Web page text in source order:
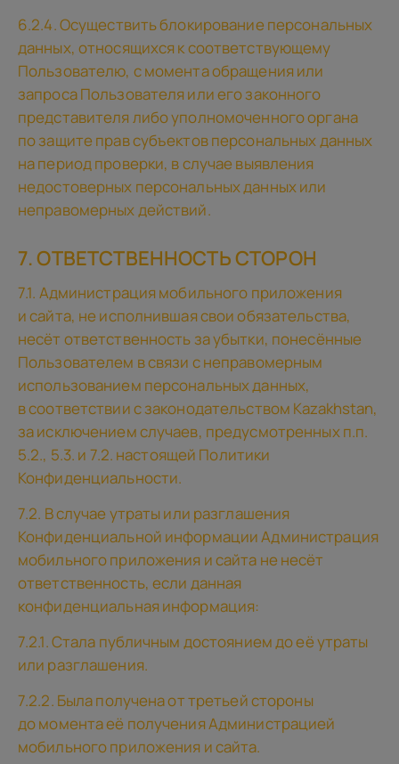
6.2.4. Осуществить блокирование персональных
данных, относящихся к соответствующему
Пользователю, с момента обращения или
запроса Пользователя или его законного
представителя либо уполномоченного органа
по защите прав субъектов персональных данных
на период проверки, в случае выявления
недостоверных персональных данных или
неправомерных действий.
7. ОТВЕТСТВЕННОСТЬ СТОРОН
7.1. Администрация мобильного приложения
и сайта, не исполнившая свои обязательства,
несёт ответственность за убытки, понесённые
Пользователем в связи с неправомерным
использованием персональных данных,
в соответствии с законодательством Kazakhstan,
за исключением случаев, предусмотренных п.п.
5.2., 5.3. и 7.2. настоящей Политики
Конфиденциальности.
7.2. В случае утраты или разглашения
Конфиденциальной информации Администрация
мобильного приложения и сайта не несёт
ответственность, если данная
конфиденциальная информация:
7.2.1. Стала публичным достоянием до её утраты
или разглашения.
7.2.2. Была получена от третьей стороны
до момента её получения Администрацией
мобильного приложения и сайта.